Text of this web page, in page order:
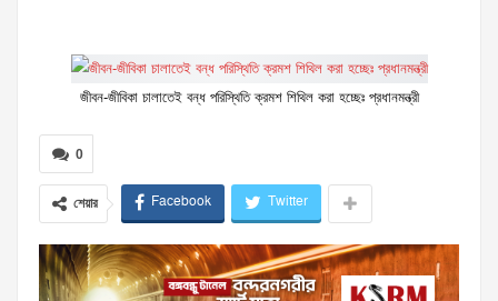
জীবন-জীবিকা চালাতেই বন্ধ পরিস্থিতি ক্রমশ শিথিল করা হচ্ছেঃ প্রধানমন্ত্রী
0
শেয়ার Facebook Twitter